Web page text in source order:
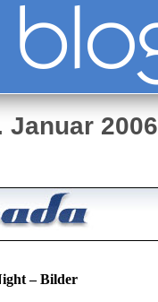
Januar 2006
– Bilder